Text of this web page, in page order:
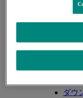
– シ
– バ
– ブ
– ヘ
– ラ
– ロ
ダウ